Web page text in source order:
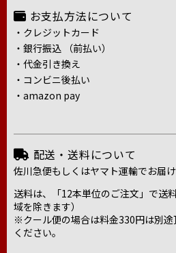
お支払方法について
・クレジットカード
・銀行振込 （前払い）
・代金引き換え
・コンビニ後払い
・amazon pay
配送・送料について
佐川急便もしくはヤマト運輸でお届け
送料は、「12本単位のご注文」で送
域を除きます）
※クール便の場合は料金330円は別
ください。